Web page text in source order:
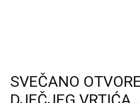
SVEČANO